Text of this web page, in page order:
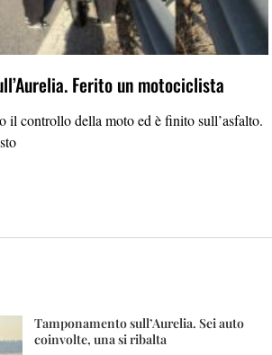
Ferito un motociclista
il controllo della moto ed è finito sull’asfalto.
Tamponamento sull’Aurelia. Sei auto
coinvolte, una si ribalta